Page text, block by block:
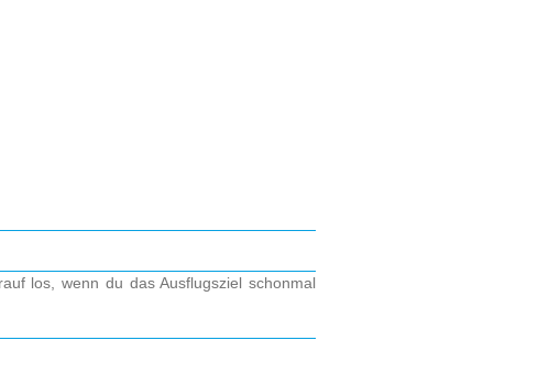
los, wenn du das Ausflugsziel schonmal